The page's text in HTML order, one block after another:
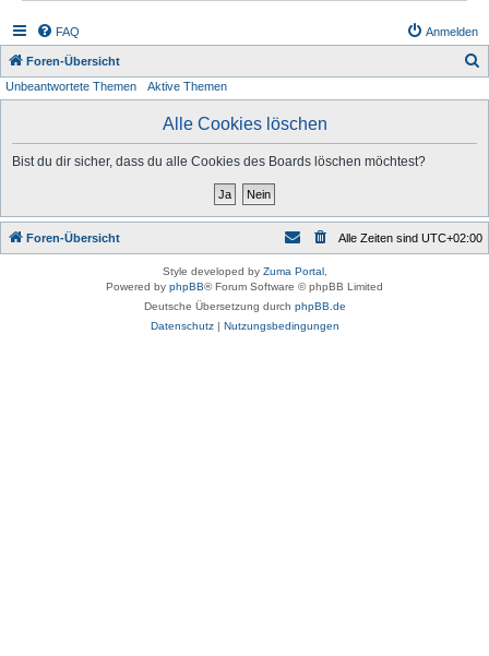
FAQ Anmelden
Foren-Übersicht
Unbeantwortete Themen Aktive Themen
Alle Cookies löschen
Bist du dir sicher, dass du alle Cookies des Boards löschen möchtest?
Foren-Übersicht Alle Zeiten sind UTC+02:00
Style developed by Zuma Portal,
Powered by phpBB® Forum Software © phpBB Limited
Deutsche Übersetzung durch phpBB.de
Datenschutz| Nutzungsbedingungen